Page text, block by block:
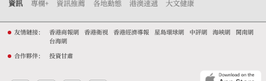
資訊 專欄+ 資訊推薦 各地動態 港澳速遞 大文健康
友情鏈接： 香港商報網 香港衛視 香港經濟導報 星島環球網 中評網 海峽網
閩南網
台海網
合作夥伴： 投資甘肅